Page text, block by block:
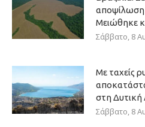
αποψίλωση
Μειώθηκε
Σάββατο, 8
Με ταχείς
στη Δυτική
Σάββατο, 8